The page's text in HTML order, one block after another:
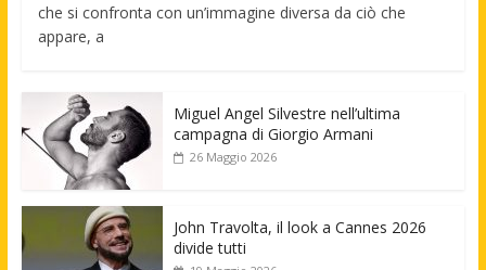
che si confronta con un’immagine diversa da ciò che
appare, a
Miguel Angel Silvestre nell’ultima
campagna di Giorgio Armani
26 Maggio 2026
John Travolta, il look a Cannes 2026
divide tutti